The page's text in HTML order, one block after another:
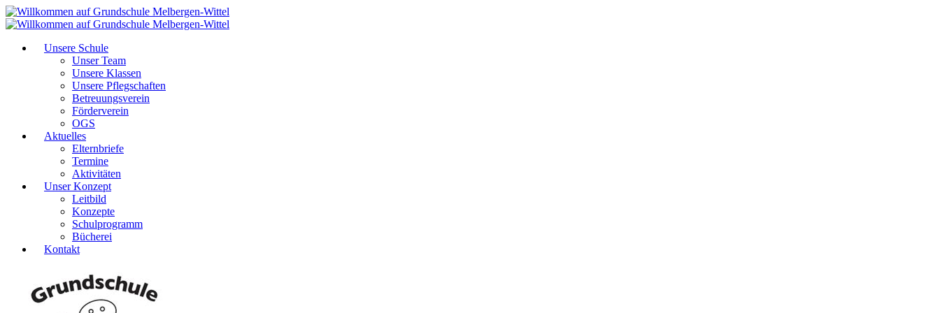
Unsere Schule
Unser Team
Unsere Klassen
Unsere Pflegschaften
Betreuungsverein
Förderverein
OGS
Aktuelles
Elternbriefe
Termine
Aktivitäten
Unser Konzept
Leitbild
Konzepte
Schulprogramm
Bücherei
Kontakt